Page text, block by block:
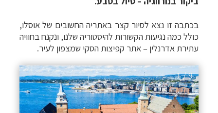
בכתבה זו נצא לסיור קצר באתריה החשובים של אוסלו,
כולל כמה נגיעות הקשורות להיסטוריה שלנו, ונקנח בחוויה
עתירת אדרנלין –אתר קפיצות הסקי שמצפון לעיר.
1 / 9